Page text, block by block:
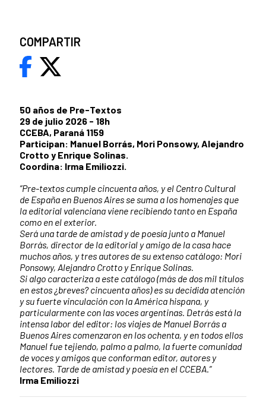
50 años de Pre-Textos
29 de julio 2026 - 18h
CCEBA, Paraná 1159
Participan: Manuel Borrás, Mori Ponsowy, Alejandro
Crotto y Enrique Solinas.
Coordina: Irma Emiliozzi.
”Pre-textos cumple cincuenta años, y el Centro Cultural
de España en Buenos Aires se suma a los homenajes que
la editorial valenciana viene recibiendo tanto en España
como en el exterior.
Será una tarde de amistad y de poesía junto a Manuel
Borrás, director de la editorial y amigo de la casa hace
muchos años, y tres autores de su extenso catálogo: Mori
Ponsowy, Alejandro Crotto y Enrique Solinas.
Si algo caracteriza a este catálogo (más de dos mil títulos
en estos ¿breves? cincuenta años) es su decidida atención
y su fuerte vinculación con la América hispana, y
particularmente con las voces argentinas. Detrás está la
intensa labor del editor: los viajes de Manuel Borrás a
Buenos Aires comenzaron en los ochenta, y en todos ellos
Manuel fue tejiendo, palmo a palmo, la fuerte comunidad
de voces y amigos que conforman editor, autores y
lectores. Tarde de amistad y poesía en el CCEBA.”
Irma Emiliozzi
COMPARTIR